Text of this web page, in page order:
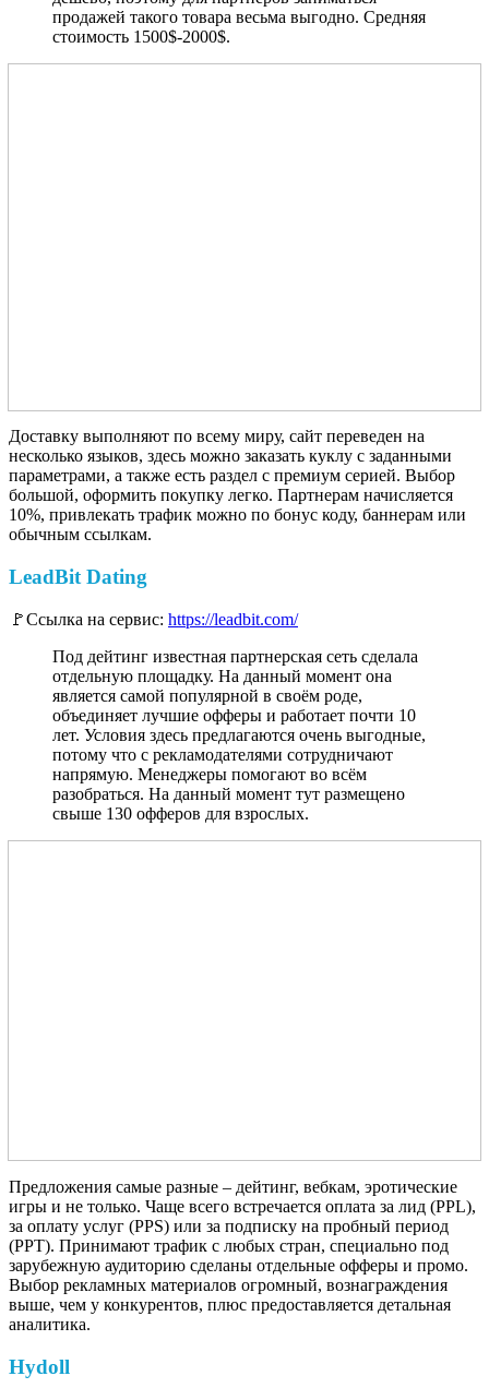
продажей такого товара весьма выгодно. Средняя
стоимость 1500$-2000$.
Доставку выполняют по всему миру, сайт переведен на
несколько языков, здесь можно заказать куклу с заданными
параметрами, а также есть раздел с премиум серией. Выбор
большой, оформить покупку легко. Партнерам начисляется
10%, привлекать трафик можно по бонус коду, баннерам или
обычным ссылкам.
LeadBit Dating
🚩Ссылка на сервис: https://leadbit.com/
Под дейтинг известная партнерская сеть сделала
отдельную площадку. На данный момент она
является самой популярной в своём роде,
объединяет лучшие офферы и работает почти 10
лет. Условия здесь предлагаются очень выгодные,
потому что с рекламодателями сотрудничают
напрямую. Менеджеры помогают во всём
разобраться. На данный момент тут размещено
свыше 130 офферов для взрослых.
Предложения самые разные – дейтинг, вебкам, эротические
игры и не только. Чаще всего встречается оплата за лид (PPL),
за оплату услуг (PPS) или за подписку на пробный период
(PPT). Принимают трафик с любых стран, специально под
зарубежную аудиторию сделаны отдельные офферы и промо.
Выбор рекламных материалов огромный, вознаграждения
выше, чем у конкурентов, плюс предоставляется детальная
аналитика.
Hydoll